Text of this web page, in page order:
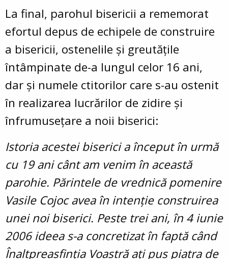
La final, parohul bisericii a rememorat
efortul depus de echipele de construire
a bisericii, ostenelile și greutățile
întâmpinate de-a lungul celor 16 ani,
dar și numele ctitorilor care s-au ostenit
în realizarea lucrărilor de zidire și
înfrumusețare a noii biserici:
Istoria acestei biserici a început în urmă
cu 19 ani cânt am venim în această
parohie. Părintele de vrednică pomenire
Vasile Cojoc avea în intenție construirea
unei noi biserici. Peste trei ani, în 4 iunie
2006 ideea s-a concretizat în faptă când
Înaltpreasfinția Voastră ați pus piatra de